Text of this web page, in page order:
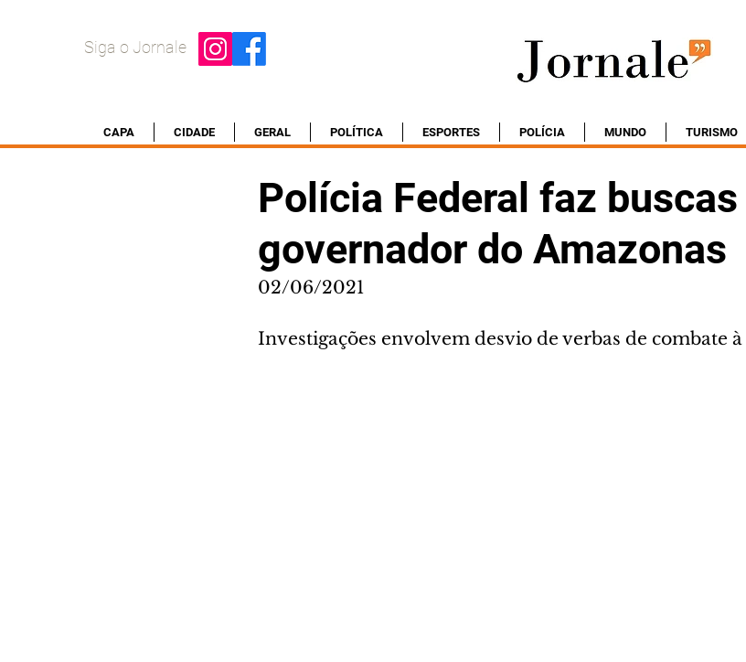
Siga o Jornale
CAPA CIDADE GERAL POLÍTICA ESPORTES POLÍCIA MUNDO TURISMO
Polícia Federal faz
governador do Amazonas
02/06/2021
Investigações envolvem desvio de verbas de combate